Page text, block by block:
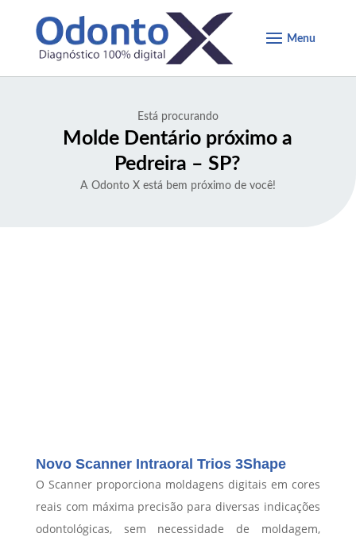
Está procurando
Molde Dentário próximo a
Pedreira – SP?
A Odonto X está bem próximo de você!
Novo Scanner Intraoral Trios 3Shape
O Scanner proporciona moldagens digitais em cores
reais com máxima precisão para diversas indicações
odontológicas, sem necessidade de moldagem,